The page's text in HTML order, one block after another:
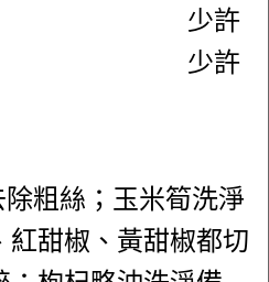
少許
少許
粗絲；玉米筍洗淨
紅甜椒、黃甜椒都切